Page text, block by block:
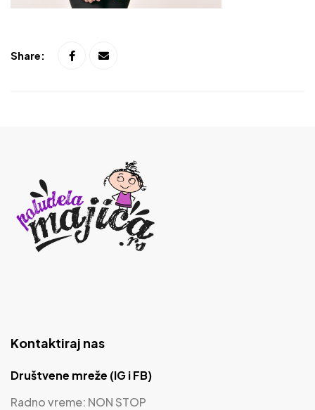
Share:
Kontaktiraj nas
Društvene mreže (IG i FB)
Radno vreme: NON STOP